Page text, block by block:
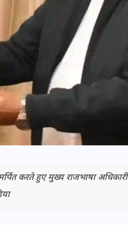
समर्पित करते हुए मुख्य राजभाषा